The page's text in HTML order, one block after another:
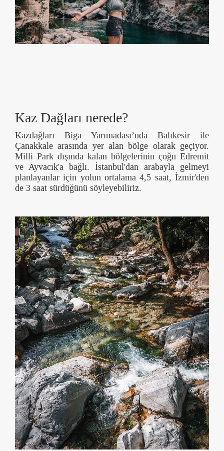
Kaz Dağları nerede?
Kazdağları Biga Yarımadası’nda Balıkesir ile
Çanakkale arasında yer alan bölge olarak geçiyor.
Milli Park dışında kalan bölgelerinin çoğu Edremit
ve Ayvacık'a bağlı. İstanbul'dan arabayla gelmeyi
planlayanlar için yolun ortalama 4,5 saat, İzmir'den
de 3 saat sürdüğünü söyleyebiliriz.